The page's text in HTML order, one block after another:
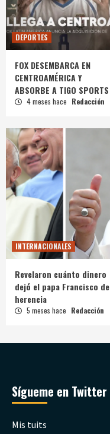
DEPORTES
FOX DESEMBARCA EN
CENTROAMÉRICA Y
ABSORBE A TIGO SPORTS
4 meses hace Redacción
INTERNACIONALES
Revelaron cuánto dinero
dejó el papa Francisco de
herencia
5 meses hace Redacción
Sígueme en Twitter
Mis tuits